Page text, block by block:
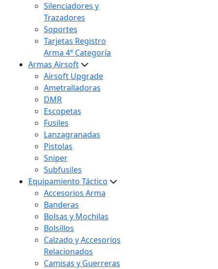
Silenciadores y
Trazadores
Soportes
Tarjetas Registro
Arma 4ª Categoría
Armas Airsoft
Airsoft Upgrade
Ametralladoras
DMR
Escopetas
Fusiles
Lanzagranadas
Pistolas
Sniper
Subfusiles
Equipamiento Táctico
Accesorios Arma
Banderas
Bolsas y Mochilas
Bolsillos
Calzado y Accesorios
Relacionados
Camisas y Guerreras